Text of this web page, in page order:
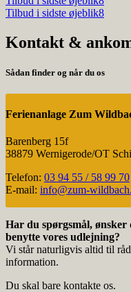
Tilbud i sidste øjeblik8
Kontakt &
Sådan finder og når du os
Ferienanlage Zum
Baren­berg 15f
38879 Wernigerode/OT
Telefon: 03 94 55 / 58 99 70
E‑mail: info@zum-
Har du spørgs­mål, ønsker
benytte vores udlej­ning?
Vi står natur­lig­vis altid til
information.
Du skal bare kontakte os.